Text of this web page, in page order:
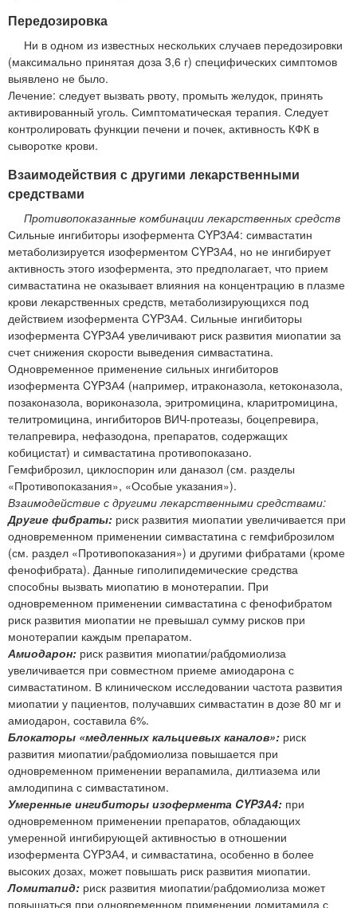
Передозировка
Ни в одном из известных нескольких случаев передозировки
(максимально принятая доза 3,6 г) специфических симптомов
выявлено не было.
Лечение: следует вызвать рвоту, промыть желудок, принять
активированный уголь. Симптоматическая терапия. Следует
контролировать функции печени и почек, активность КФК в
сыворотке крови.
Взаимодействия с другими лекарственными
средствами
Противопоказанные комбинации лекарственных средств
Сильные ингибиторы изофермента CYP3А4: симвастатин
метаболизируется изоферментом CYP3А4, но не ингибирует
активность этого изофермента, это предполагает, что прием
симвастатина не оказывает влияния на концентрацию в плазме
крови лекарственных средств, метаболизирующихся под
действием изофермента CYP3А4. Сильные ингибиторы
изофермента CYP3А4 увеличивают риск развития миопатии за
счет снижения скорости выведения симвастатина.
Одновременное применение сильных ингибиторов
изофермента CYP3А4 (например, итраконазола, кетоконазола,
позаконазола, вориконазола, эритромицина, кларитромицина,
телитромицина, ингибиторов ВИЧ-протеазы, боцепревира,
телапревира, нефазодона, препаратов, содержащих
кобицистат) и симвастатина противопоказано.
Гемфиброзил, циклоспорин или даназол (см. разделы
«Противопоказания», «Особые указания»).
Взаимодействие с другими лекарственными средствами:
Другие фибраты: риск развития миопатии увеличивается при
одновременном применении симвастатина с гемфиброзилом
(см. раздел «Противопоказания») и другими фибратами (кроме
фенофибрата). Данные гиполипидемические средства
способны вызвать миопатию в монотерапии. При
одновременном применении симвастатина с фенофибратом
риск развития миопатии не превышал сумму рисков при
монотерапии каждым препаратом.
Амиодарон: риск развития миопатии/рабдомиолиза
увеличивается при совместном приеме амиодарона с
симвастатином. В клиническом исследовании частота развития
миопатии у пациентов, получавших симвастатин в дозе 80 мг и
амиодарон, составила 6%.
Блокаторы «медленных кальциевых каналов»: риск
развития миопатии/рабдомиолиза повышается при
одновременном применении верапамила, дилтиазема или
амлодипина с симвастатином.
Умеренные ингибиторы изофермента CYP3А4: при
одновременном применении препаратов, обладающих
умеренной ингибирующей активностью в отношении
изофермента CYP3А4, и симвастатина, особенно в более
высоких дозах, может повышать риск развития миопатии.
Ломитапид: риск развития миопатии/рабдомиолиза может
повышаться при одновременном применении ломитамида с